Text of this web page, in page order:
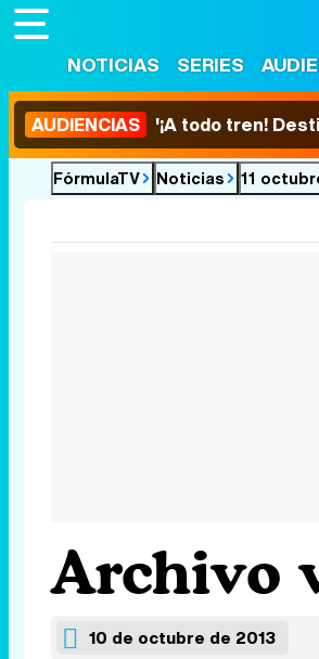
NOTICIAS SERIES
AUDIENCIAS '¡A todo tren!
FórmulaTV Noticias 11
Archivo
10 de octubre de 2013